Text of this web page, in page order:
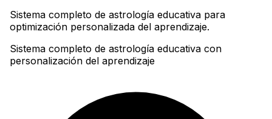
Sistema completo de astrología educativa para
optimización personalizada del aprendizaje.
Sistema completo de astrología educativa con
personalización del aprendizaje